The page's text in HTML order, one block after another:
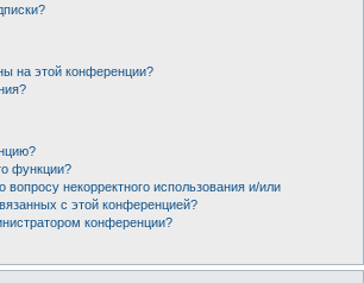
на этой конференции?
функции?
некорректного использования и/или
с этой конференцией?
конференции?